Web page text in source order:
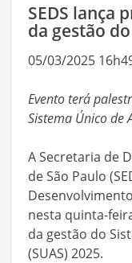
SEDS lança
da gestão
05/03/2025
Evento terá
Sistema Único de
A Secretaria de
de São Paulo
nesta quinta-
da gestão do
(SUAS) 2025.